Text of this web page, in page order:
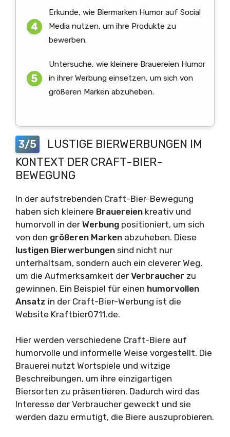
Erkunde, wie Biermarken Humor auf Social
Media nutzen, um ihre Produkte zu
bewerben.
Untersuche, wie kleinere Brauereien Humor
in ihrer Werbung einsetzen, um sich von
größeren Marken abzuheben.
3/5
LUSTIGE BIERWERBUNGEN IM
KONTEXT DER CRAFT-BIER-
BEWEGUNG
In der aufstrebenden Craft-Bier-Bewegung
haben sich kleinere Brauereien kreativ und
humorvoll in der Werbung positioniert, um sich
von den größeren Marken abzuheben. Diese
lustigen Bierwerbungen sind nicht nur
unterhaltsam, sondern auch ein cleverer Weg,
um die Aufmerksamkeit der Verbraucher zu
gewinnen. Ein Beispiel für einen humorvollen
Ansatz in der Craft-Bier-Werbung ist die
Website Kraftbier0711.de.
Hier werden verschiedene Craft-Biere auf
humorvolle und informelle Weise vorgestellt. Die
Brauerei nutzt Wortspiele und witzige
Beschreibungen, um ihre einzigartigen
Biersorten zu präsentieren. Dadurch wird das
Interesse der Verbraucher geweckt und sie
werden dazu ermutigt, die Biere auszuprobieren.